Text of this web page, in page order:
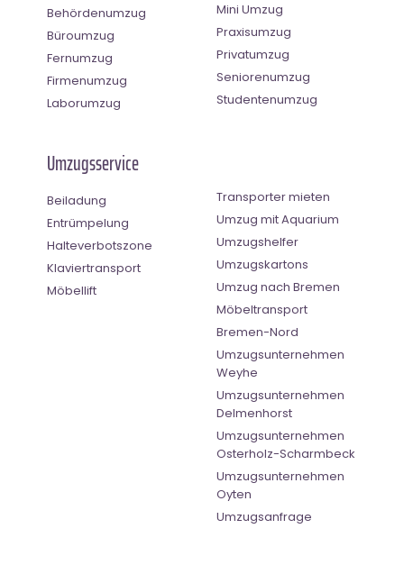
Behördenumzug
Büroumzug
Fernumzug
Firmenumzug
Laborumzug
Mini Umzug
Praxisumzug
Privatumzug
Seniorenumzug
Studentenumzug
Umzugsservice
Beiladung
Entrümpelung
Halteverbotszone
Klaviertransport
Möbellift
Transporter mieten
Umzug mit Aquarium
Umzugshelfer
Umzugskartons
Umzug nach Bremen
Möbeltransport
Bremen-Nord
Umzugsunternehmen
Weyhe
Umzugsunternehmen
Delmenhorst
Umzugsunternehmen
Osterholz-Scharmbeck
Umzugsunternehmen
Oyten
Umzugsanfrage